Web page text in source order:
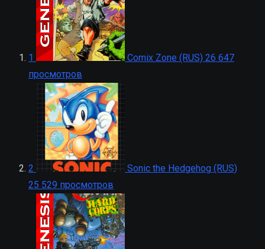
1 Comix Zone (RUS) 26 647
просмотров
2
Sonic the Hedgehog (RUS)
25 529 просмотров